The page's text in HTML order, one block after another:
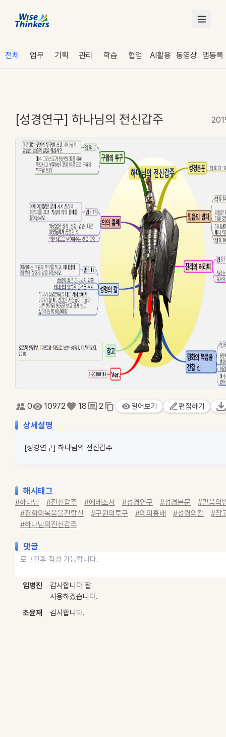
전체 업무 기획 관리 학습 협업 AI활용 동영상 맵등록
[성경연구] 하나님의 전신갑주
0 10972 18 2 열어보기 편집하기
상세설명
[성경연구] 하나님의 전신갑주
해시태그
#하나님 #전신갑주 #에베소서 #성경연구 #성경본문
#믿음의
#평화의복음을전할신
#구원의투구 #의의흉배 #성령의칼
#참
#하나님의전신갑주
댓글
임병진
감사합니다 잘
사용하겠습니다.
조윤재
감사합니다.